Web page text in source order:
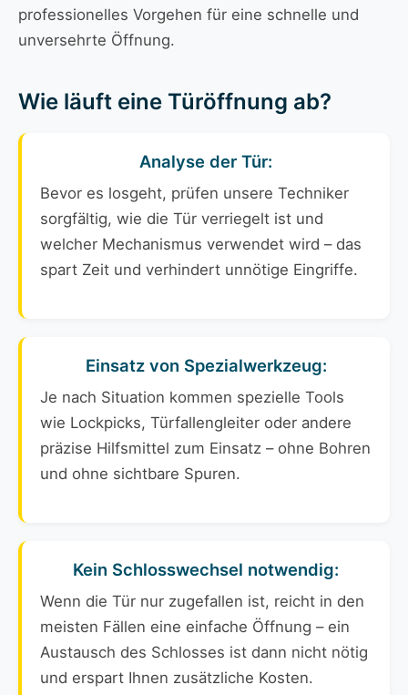
professionelles Vorgehen für eine schnelle und
unversehrte Öffnung.
Wie läuft eine Türöffnung ab?
Analyse der Tür:
Bevor es losgeht, prüfen unsere Techniker
sorgfältig, wie die Tür verriegelt ist und
welcher Mechanismus verwendet wird – das
spart Zeit und verhindert unnötige Eingriffe.
Einsatz von Spezialwerkzeug:
Je nach Situation kommen spezielle Tools
wie Lockpicks, Türfallengleiter oder andere
präzise Hilfsmittel zum Einsatz – ohne Bohren
und ohne sichtbare Spuren.
Kein Schlosswechsel notwendig:
Wenn die Tür nur zugefallen ist, reicht in den
meisten Fällen eine einfache Öffnung – ein
Austausch des Schlosses ist dann nicht nötig
und erspart Ihnen zusätzliche Kosten.